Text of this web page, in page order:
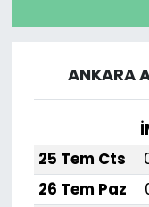
ANKARA
25 Tem Cts
26 Tem Paz